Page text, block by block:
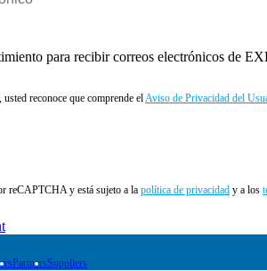
para recibir correos electrónicos de
reconoce que comprende elAviso de Privacidad del
reCAPTCHA y está sujeto a la política de privacidad y a los
PartnersSuppliers